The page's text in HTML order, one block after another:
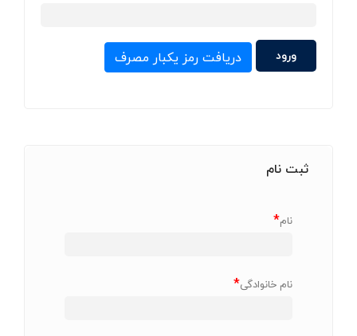
دریافت رمز یکبار مصرف
ثبت نام
نام*
نام خانوادگی*